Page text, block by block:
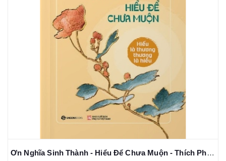
Ơn Nghĩa Sinh Thành - Hiểu Để Chưa Muộn - Thích Pháp Hòa